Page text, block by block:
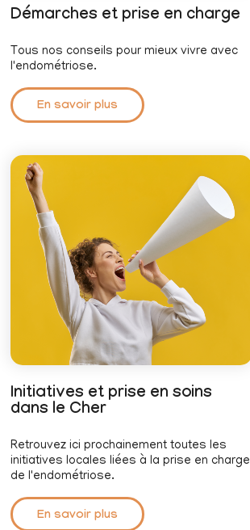
Démarches et prise en charge
Tous nos conseils pour mieux vivre avec
l'endométriose.
En savoir plus
Initiatives et prise en soins
dans le Cher
Retrouvez ici prochainement toutes les
initiatives locales liées à la prise en charge
de l'endométriose.
En savoir plus